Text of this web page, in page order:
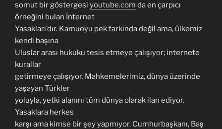
somut bir göstergesi youtube.com da en çarpıcı
örneğini bulan İnternet
Yasakları’dır. Kamuoyu pek farkında değil ama, ülkemiz
kendi başına
Uluslar arası hukuku tesis etmeye çalışıyor; internete
kurallar
getirmeye çalışıyor. Mahkemelerimiz, dünya üzerinde
yaşayan Türkler
yoluyla, yetki alanını tüm dünya olarak ilan ediyor.
Yasaklara herkes
karşı ama kimse bir şey yapmıyor. Cumhurbaşkanı, Baş